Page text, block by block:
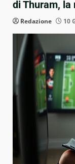
di Thuram, la
Redazione 10